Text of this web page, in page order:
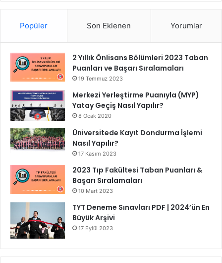
Popüler Son Eklenen Yorumlar
2 Yıllık Önlisans Bölümleri 2023 Taban
Puanları ve Başarı Sıralamaları
19 Temmuz 2023
Merkezi Yerleştirme Puanıyla (MYP)
Yatay Geçiş Nasıl Yapılır?
8 Ocak 2020
Üniversitede Kayıt Dondurma İşlemi
Nasıl Yapılır?
17 Kasım 2023
2023 Tıp Fakültesi Taban Puanları &
Başarı Sıralamaları
10 Mart 2023
TYT Deneme Sınavları PDF | 2024’ün En
Büyük Arşivi
17 Eylül 2023